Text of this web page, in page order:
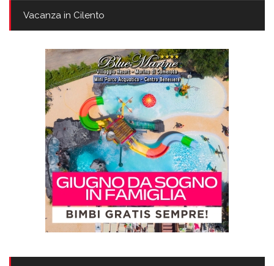
Vacanza in Cilento